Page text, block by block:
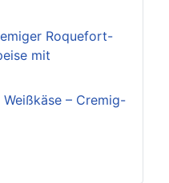
Roquefort-
mit
– Cremig-